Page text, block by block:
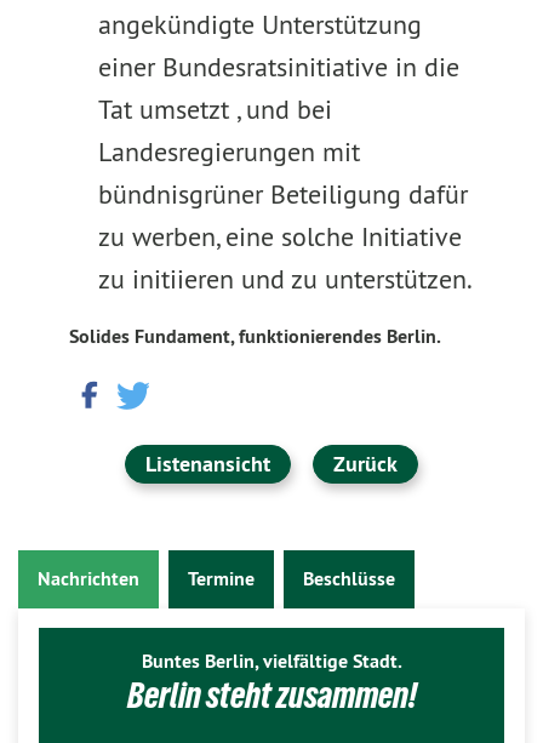
angekündigte Unterstützung
einer Bundesratsinitiative in die
Tat umsetzt , und bei
Landesregierungen mit
bündnisgrüner Beteiligung dafür
zu werben, eine solche Initiative
zu initiieren und zu unterstützen.
Solides Fundament, funktionierendes Berlin.
Listenansicht Zurück
Nachrichten Termine Beschlüsse
Buntes Berlin, vielfältige Stadt.
Berlin steht zusammen!